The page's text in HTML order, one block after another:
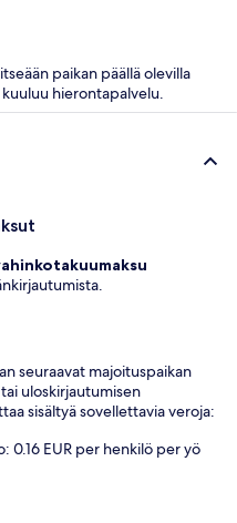
paikan päällä olevilla
hierontapalvelu.
seuraavat majoituspaikan
uloskirjautumisen
sisältyä sovellettavia veroja:
0.16 EUR per henkilö per yö